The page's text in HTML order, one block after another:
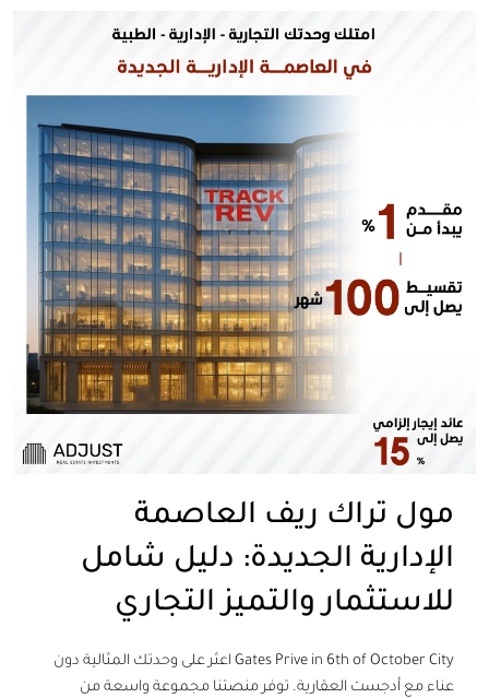
مول تراك ريف العاصمة
الإدارية الجديدة: دليل شامل
للاستثمار والتميز التجاري
Gates Prive in 6th of October City اعثر على وحدتك المثالية دون
عناء مع أدجست العقارية. توفر منصتنا مجموعة واسعة من